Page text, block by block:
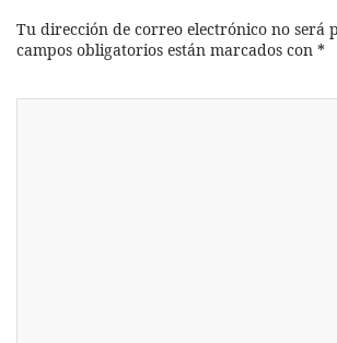
Tu dirección de correo electrónico no será
campos obligatorios están marcados con *